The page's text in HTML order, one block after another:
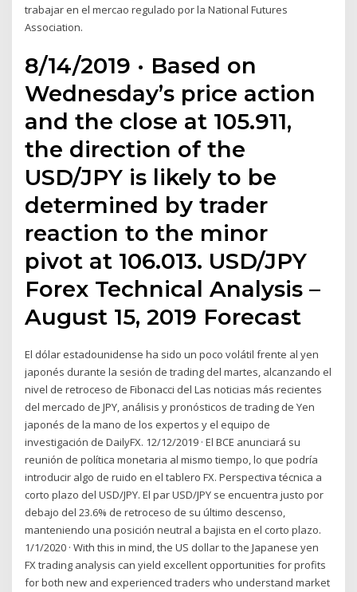
trabajar en el mercao regulado por la National Futures
Association.
8/14/2019 · Based on
Wednesday’s price action
and the close at 105.911,
the direction of the
USD/JPY is likely to be
determined by trader
reaction to the minor
pivot at 106.013. USD/JPY
Forex Technical Analysis –
August 15, 2019 Forecast
El dólar estadounidense ha sido un poco volátil frente al yen
japonés durante la sesión de trading del martes, alcanzando el
nivel de retroceso de Fibonacci del Las noticias más recientes
del mercado de JPY, análisis y pronósticos de trading de Yen
japonés de la mano de los expertos y el equipo de
investigación de DailyFX. 12/12/2019 · El BCE anunciará su
reunión de política monetaria al mismo tiempo, lo que podría
introducir algo de ruido en el tablero FX. Perspectiva técnica a
corto plazo del USD/JPY. El par USD/JPY se encuentra justo por
debajo del 23.6% de retroceso de su último descenso,
manteniendo una posición neutral a bajista en el corto plazo.
1/1/2020 · With this in mind, the US dollar to the Japanese yen
FX trading analysis can yield excellent opportunities for profits
for both new and experienced traders who understand market